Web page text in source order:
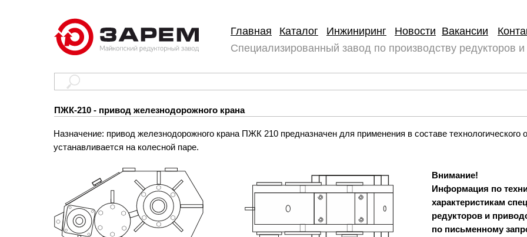
Каталог Инжиниринг Новости
Главная
Вакансии
Специализированный завод по производству редукторов
Назначение: привод железнодорожного крана ПЖК 210 предназначен для применения в составе технологического
устанавливается на колесной паре.
Внимание!
Информация по
характеристикам
редукторов и
по письменному
ПЖК-210 - привод железнодорожного крана